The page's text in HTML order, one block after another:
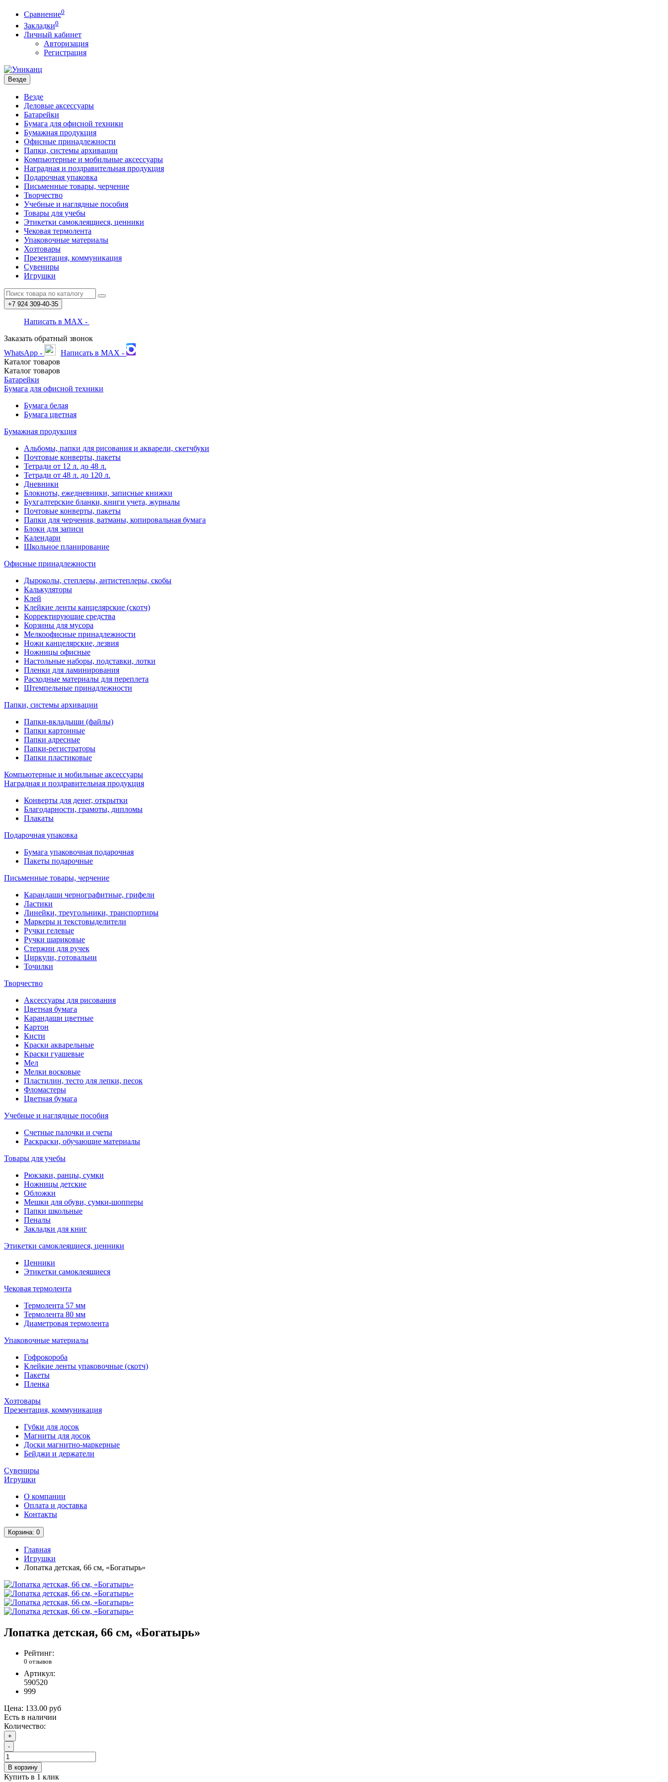
Сравнение0
Закладки0
Личный кабинет
Авторизация
Регистрация
Везде
Везде
Деловые аксессуары
Батарейки
Бумага для офисной техники
Бумажная продукция
Офисные принадлежности
Папки, системы архивации
Компьютерные и мобильные аксессуары
Наградная и поздравительная продукция
Подарочная упаковка
Письменные товары, черчение
Творчество
Учебные и наглядные пособия
Товары для учебы
Этикетки самоклеящиеся, ценники
Чековая термолента
Упаковочные материалы
Хозтовары
Презентация, коммуникация
Сувениры
Игрушки
+7 924 309-40-35
Написать в MAX -
Заказать обратный звонок
WhatsApp -
Написать в MAX -
Каталог товаров
Каталог товаров
Батарейки
Бумага для офисной техники
Бумага белая
Бумага цветная
Бумажная продукция
Альбомы, папки для рисования и акварели, скетчбуки
Почтовые конверты, пакеты
Тетради от 12 л. до 48 л.
Тетради от 48 л. до 120 л.
Дневники
Блокноты, ежедневники, записные книжки
Бухгалтерские бланки, книги учета, журналы
Почтовые конверты, пакеты
Папки для черчения, ватманы, копировальная бумага
Блоки для записи
Календари
Школьное планирование
Офисные принадлежности
Дыроколы, степлеры, антистеплеры, скобы
Калькуляторы
Клей
Клейкие ленты канцелярские (скотч)
Корректирующие средства
Корзины для мусора
Мелкоофисные принадлежности
Ножи канцелярские, лезвия
Ножницы офисные
Настольные наборы, подставки, лотки
Пленки для ламинирования
Расходные материалы для переплета
Штемпельные принадлежности
Папки, системы архивации
Папки-вкладыши (файлы)
Папки картонные
Папки адресные
Папки-регистраторы
Папки пластиковые
Компьютерные и мобильные аксессуары
Наградная и поздравительная продукция
Конверты для денег, открытки
Благодарности, грамоты, дипломы
Плакаты
Подарочная упаковка
Бумага упаковочная подарочная
Пакеты подарочные
Письменные товары, черчение
Карандаши чернографитные, грифели
Ластики
Линейки, треугольники, транспортиры
Маркеры и текстовыделители
Ручки гелевые
Ручки шариковые
Стержни для ручек
Циркули, готовальни
Точилки
Творчество
Аксессуары для рисования
Цветная бумага
Карандаши цветные
Картон
Кисти
Краски акварельные
Краски гуашевые
Мел
Мелки восковые
Пластилин, тесто для лепки, песок
Фломастеры
Цветная бумага
Учебные и наглядные пособия
Счетные палочки и счеты
Раскраски, обучающие материалы
Товары для учебы
Рюкзаки, ранцы, сумки
Ножницы детские
Обложки
Мешки для обуви, сумки-шопперы
Папки школьные
Пеналы
Закладки для книг
Этикетки самоклеящиеся, ценники
Ценники
Этикетки самоклеящиеся
Чековая термолента
Термолента 57 мм
Термолента 80 мм
Диаметровая термолента
Упаковочные материалы
Гофрокороба
Клейкие ленты упаковочные (скотч)
Пакеты
Пленка
Хозтовары
Презентация, коммуникация
Губки для досок
Магниты для досок
Доски магнитно-маркерные
Бейджи и держатели
Сувениры
Игрушки
О компании
Оплата и доставка
Контакты
Корзина: 0
Главная
Игрушки
Лопатка детская, 66 см, «Богатырь»
Лопатка детская, 66 см, «Богатырь»
Рейтинг:
0 отзывов
Артикул:
590520
999
Цена: 133.00 руб
Есть в наличии
Количество:
+
-
В корзину
Купить в 1 клик